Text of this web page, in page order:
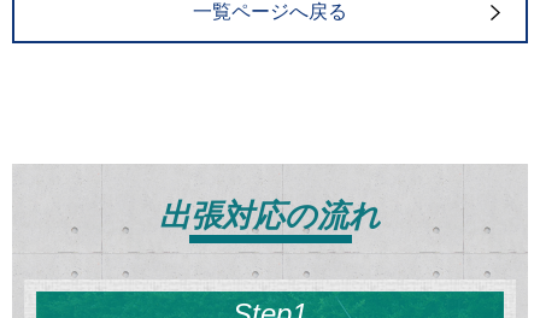
一覧ページへ戻る
出張対応の流れ